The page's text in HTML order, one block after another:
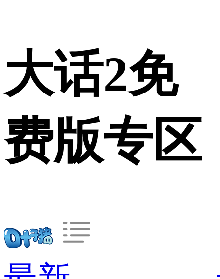
大话2免
费版专区